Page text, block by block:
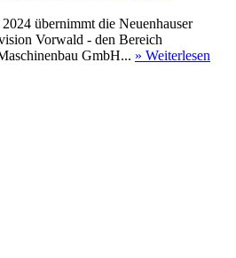
übernimmt die Neuenhauser
Vorwald - den Bereich
GmbH... » Weiterlesen